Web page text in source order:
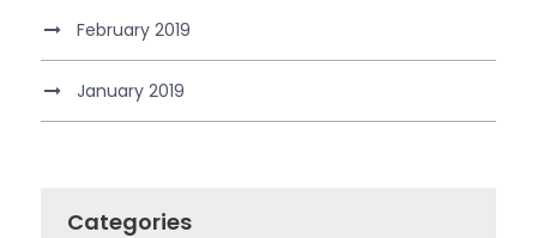
February 2019
January 2019
Categories